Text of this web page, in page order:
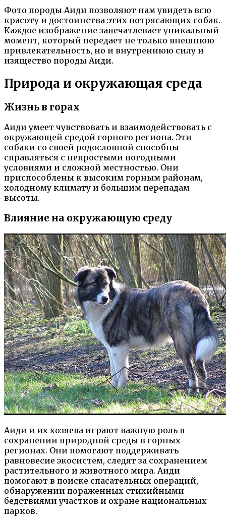
Фото породы Аиди позволяют нам увидеть всю
красоту и достоинства этих потрясающих собак.
Каждое изображение запечатлевает уникальный
момент, который передает не только внешнюю
привлекательность, но и внутреннюю силу и
изящество породы Аиди.
Природа и окружающая среда
Жизнь в горах
Аиди умеет чувствовать и взаимодействовать с
окружающей средой горного региона. Эти
собаки со своей родословной способны
справляться с непростыми погодными
условиями и сложной местностью. Они
приспособлены к высоким горным районам,
холодному климату и большим перепадам
высоты.
Влияние на окружающую среду
Аиди и их хозяева играют важную роль в
сохранении природной среды в горных
регионах. Они помогают поддерживать
равновесие экосистем, следят за сохранением
растительного и животного мира. Аиди
помогают в поиске спасательных операций,
обнаружении пораженных стихийными
бедствиями участков и охране национальных
парков.